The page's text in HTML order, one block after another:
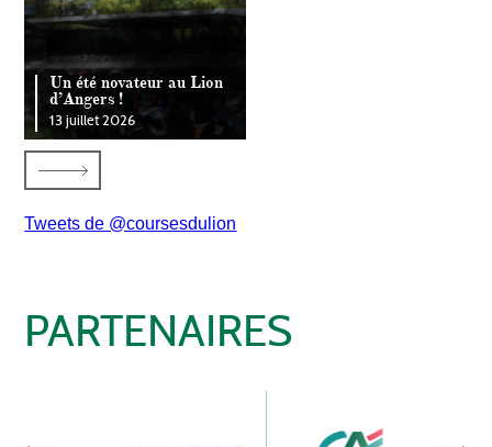
Un été novateur au Lion
d’Angers !
13 juillet 2026
Tweets de @coursesdulion
PARTENAIRES